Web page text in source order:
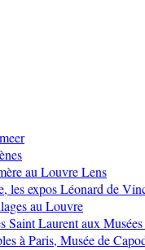
au Louvre Lens
les expos Léonard de
au Louvre
Saint Laurent aux
à Paris, Musée de